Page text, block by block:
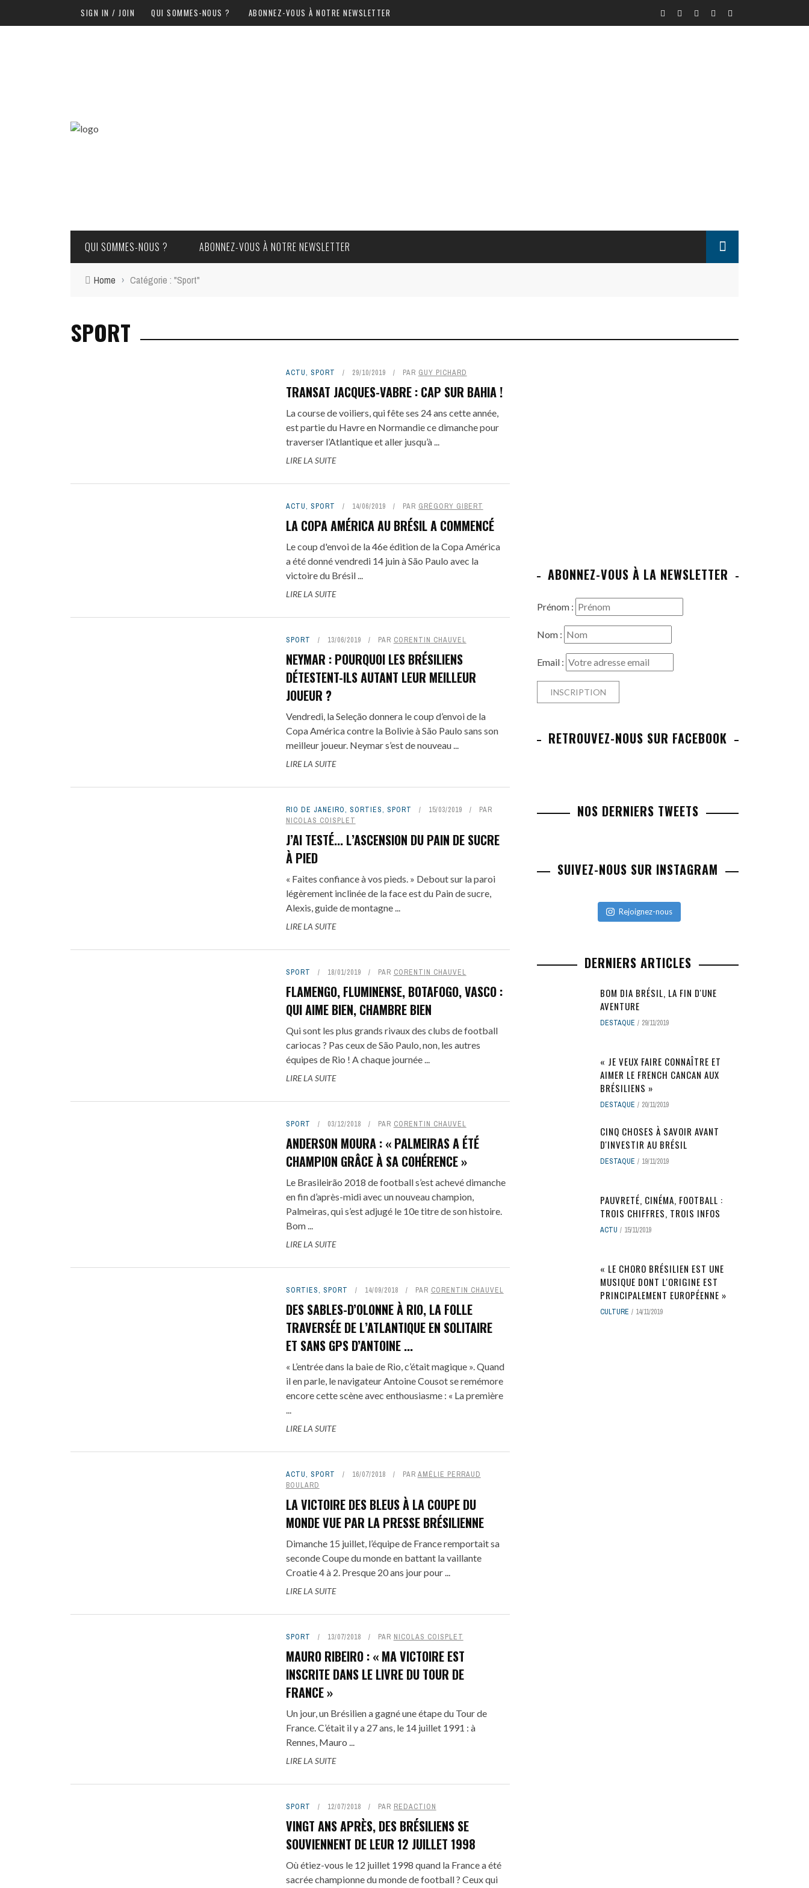
SIGN IN / JOIN QUI SOMMES-NOUS ? ABONNEZ-VOUS À NOTRE NEWSLETTER
QUI SOMMES-NOUS ? ABONNEZ-VOUS À NOTRE NEWSLETTER
Home › Catégorie : "Sport"
SPORT
ACTU, SPORT 29/10/2019 PAR GUY PICHARD
TRANSAT JACQUES-VABRE : CAP SUR BAHIA !
La course de voiliers, qui fête ses 24 ans cette année,
est partie du Havre en Normandie ce dimanche pour
traverser l’Atlantique et aller jusqu’à ...
LIRE LA SUITE
ACTU, SPORT 14/06/2019 PAR GRÉGORY GIBERT
LA COPA AMÉRICA AU BRÉSIL A COMMENCÉ
Le coup d'envoi de la 46e édition de la Copa América
a été donné vendredi 14 juin à São Paulo avec la
victoire du Brésil ...
LIRE LA SUITE
SPORT 13/06/2019 PAR CORENTIN CHAUVEL
NEYMAR : POURQUOI LES BRÉSILIENS
DÉTESTENT-ILS AUTANT LEUR MEILLEUR
JOUEUR ?
Vendredi, la Seleção donnera le coup d’envoi de la
Copa América contre la Bolivie à São Paulo sans son
meilleur joueur. Neymar s’est de nouveau ...
LIRE LA SUITE
RIO DE JANEIRO, SORTIES, SPORT 15/03/2019
PAR
NICOLAS COISPLET
J’AI TESTÉ... L’ASCENSION DU PAIN DE SUCRE
À PIED
« Faites confiance à vos pieds. » Debout sur la paroi
légèrement inclinée de la face est du Pain de sucre,
Alexis, guide de montagne ...
LIRE LA SUITE
SPORT 18/01/2019 PAR CORENTIN CHAUVEL
FLAMENGO, FLUMINENSE, BOTAFOGO, VASCO :
QUI AIME BIEN, CHAMBRE BIEN
Qui sont les plus grands rivaux des clubs de football
cariocas ? Pas ceux de São Paulo, non, les autres
équipes de Rio ! A chaque journée ...
LIRE LA SUITE
SPORT 03/12/2018 PAR CORENTIN CHAUVEL
ANDERSON MOURA : « PALMEIRAS A ÉTÉ
CHAMPION GRÂCE À SA COHÉRENCE »
Le Brasileirão 2018 de football s’est achevé dimanche
en fin d’après-midi avec un nouveau champion,
Palmeiras, qui s’est adjugé le 10e titre de son histoire.
Bom ...
LIRE LA SUITE
SORTIES, SPORT 14/09/2018 PAR CORENTIN CHAUVEL
DES SABLES-D’OLONNE À RIO, LA FOLLE
TRAVERSÉE DE L’ATLANTIQUE EN SOLITAIRE
ET SANS GPS D’ANTOINE ...
« L’entrée dans la baie de Rio, c’était magique ». Quand
il en parle, le navigateur Antoine Cousot se remémore
encore cette scène avec enthousiasme : « La première
...
LIRE LA SUITE
ACTU, SPORT 16/07/2018 PAR AMÉLIE PERRAUD
BOULARD
LA VICTOIRE DES BLEUS À LA COUPE DU
MONDE VUE PAR LA PRESSE BRÉSILIENNE
Dimanche 15 juillet, l’équipe de France remportait sa
seconde Coupe du monde en battant la vaillante
Croatie 4 à 2. Presque 20 ans jour pour ...
LIRE LA SUITE
SPORT 13/07/2018 PAR NICOLAS COISPLET
MAURO RIBEIRO : « MA VICTOIRE EST
INSCRITE DANS LE LIVRE DU TOUR DE
FRANCE »
Un jour, un Brésilien a gagné une étape du Tour de
France. C’était il y a 27 ans, le 14 juillet 1991 : à
Rennes, Mauro ...
LIRE LA SUITE
SPORT 12/07/2018 PAR REDACTION
VINGT ANS APRÈS, DES BRÉSILIENS SE
SOUVIENNENT DE LEUR 12 JUILLET 1998
Où étiez-vous le 12 juillet 1998 quand la France a été
sacrée championne du monde de football ? Ceux qui
ABONNEZ-VOUS À LA NEWSLETTER
Prénom :
Nom :
Email :
RETROUVEZ-NOUS SUR FACEBOOK
NOS DERNIERS TWEETS
SUIVEZ-NOUS SUR INSTAGRAM
Rejoignez-nous
DERNIERS ARTICLES
BOM DIA BRÉSIL, LA FIN D'UNE
AVENTURE
DESTAQUE 29/11/2019
« JE VEUX FAIRE CONNAÎTRE ET
AIMER LE FRENCH CANCAN AUX
BRÉSILIENS »
DESTAQUE 20/11/2019
CINQ CHOSES À SAVOIR AVANT
D'INVESTIR AU BRÉSIL
DESTAQUE 19/11/2019
PAUVRETÉ, CINÉMA, FOOTBALL :
TROIS CHIFFRES, TROIS INFOS
ACTU 15/11/2019
« LE CHORO BRÉSILIEN EST UNE
MUSIQUE DONT L'ORIGINE EST
PRINCIPALEMENT EUROPÉENNE »
CULTURE 14/11/2019